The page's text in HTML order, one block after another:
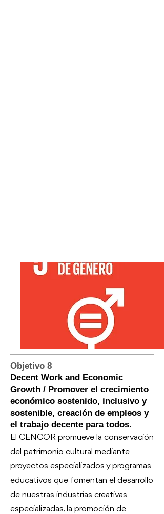
Objetivo 8
Decent Work and Economic
Growth / Promover el crecimiento
económico sostenido, inclusivo y
sostenible, creación de empleos y
el trabajo decente para todos.
El CENCOR promueve la conservación
del patrimonio cultural mediante
proyectos especializados y programas
educativos que fomentan el desarrollo
de nuestras industrias creativas
especializadas, la promoción de